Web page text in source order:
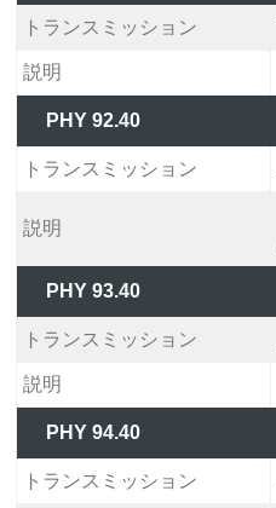
トランスミッション
説明
PHY 92.40
トランスミッション
説明
PHY 93.40
トランスミッション
説明
PHY 94.40
トランスミッション